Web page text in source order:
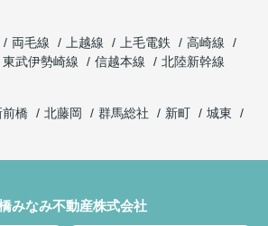
両毛線 上越線 上毛電鉄
高崎線
東武伊勢崎線 信越本線
北陸新幹線
前橋 北藤岡 群馬総社 新町
城東
みなみ不動産株式会社